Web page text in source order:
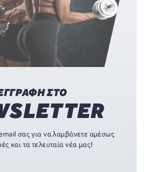
ΣΤΟ
σας για να λαμβάνετε αμέσως
και τα τελευταία νέα μας!